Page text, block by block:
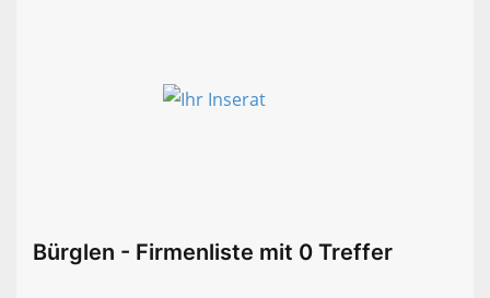
Bürglen - Firmenliste mit 0 Treffer